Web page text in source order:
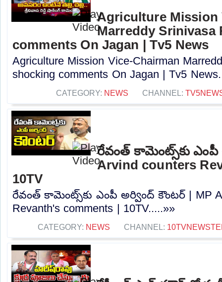
Agriculture Mission
Marreddy Srinivasa
comments On Jagan | Tv5 News
Agriculture Mission Vice-Chairman
shocking comments On Jagan | Tv5
CATEGORY: NEWS CHANNEL:
రేవంత్ కామెంట్స్‌కు ఎంపీ
Arvind counters
10TV
రేవంత్ కామెంట్స్‌కు ఎంపీ అర్వింద్ కౌంటర్ | MP
Revanth's comments | 10TV.....»»
CATEGORY: NEWS CHANNEL: